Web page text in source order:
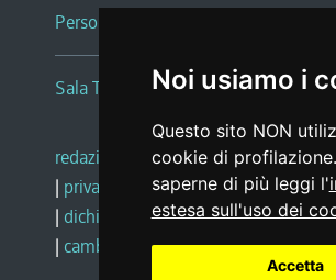
Noi usiamo i
Questo sito NON
cookie di
saperne di più leggi l'
estesa sull'uso dei
Accetta
Persone e Uffici
Sala Tiziano Tessitori
redazione web |note legali |
| privacy
social media policy
| dichiarazione di accessibilità |
| cambio preferenze cookie